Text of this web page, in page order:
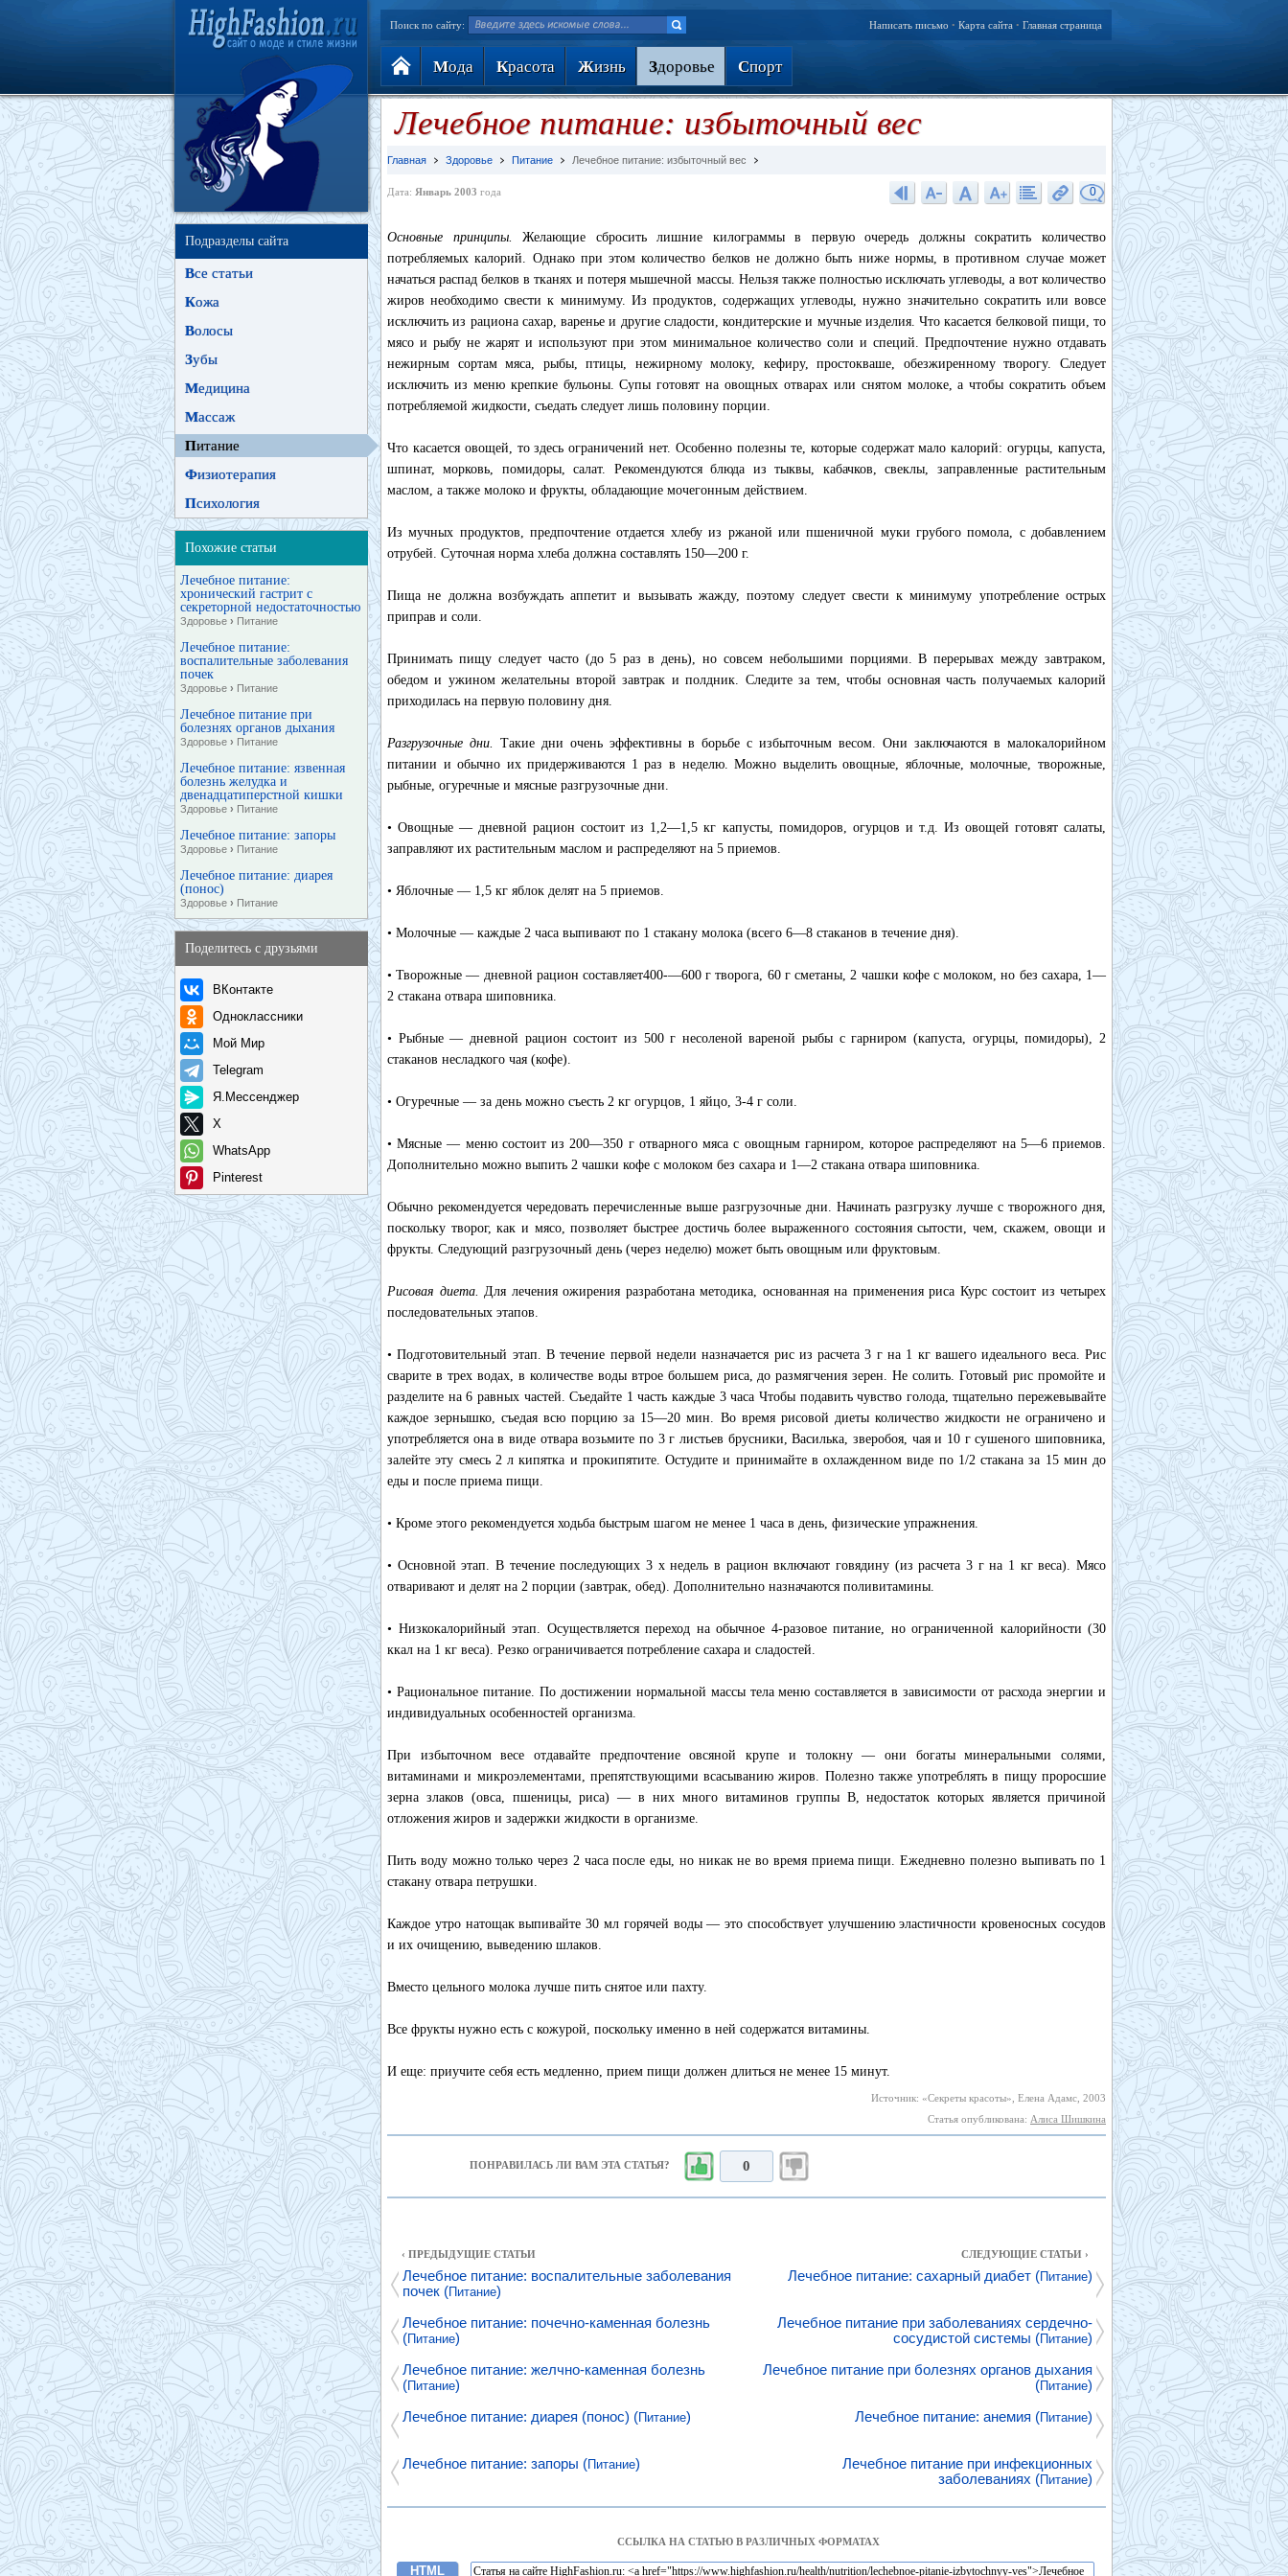
Поиск по сайту: Написать письмо • Карта сайта • Главная страница
Мода Красота Жизнь Здоровье Спорт
Подразделы сайта
Все статьи
Кожа
Волосы
Зубы
Медицина
Массаж
Питание
Физиотерапия
Психология
Похожие статьи
Лечебное питание:
хронический гастрит с
секреторной недостаточностью
Здоровье › Питание
Лечебное питание:
воспалительные заболевания
почек
Здоровье › Питание
Лечебное питание при
болезнях органов дыхания
Здоровье › Питание
Лечебное питание: язвенная
болезнь желудка и
двенадцатиперстной кишки
Здоровье › Питание
Лечебное питание: запоры
Здоровье › Питание
Лечебное питание: диарея
(понос)
Здоровье › Питание
Поделитесь с друзьями
ВКонтакте
Одноклассники
Мой Мир
Telegram
Я.Мессенджер
X
WhatsApp
Pinterest
Лечебное питание: избыточный вес
Главная Здоровье Питание Лечебное питание: избыточный вес
Дата: Январь 2003 года 0
Основные принципы.
Желающие сбросить лишние килограммы в первую очередь должны сократить количество
потребляемых калорий. Однако при этом количество белков не должно быть ниже нормы, в противном случае может
начаться распад белков в тканях и потеря мышечной массы. Нельзя также полностью исключать углеводы, а вот количество
жиров необходимо свести к минимуму. Из продуктов, содержащих углеводы, нужно значительно сократить или вовсе
исключить из рациона сахар, варенье и другие сладости, кондитерские и мучные изделия. Что касается белковой пищи, то
мясо и рыбу не жарят и используют при этом минимальное количество соли и специй. Предпочтение нужно отдавать
нежирным сортам мяса, рыбы, птицы, нежирному молоку, кефиру, простокваше, обезжиренному творогу. Следует
исключить из меню крепкие бульоны. Супы готовят на овощных отварах или снятом молоке, а чтобы сократить объем
потребляемой жидкости, съедать следует лишь половину порции.
Что касается овощей, то здесь ограничений нет. Особенно полезны те, которые содержат мало калорий: огурцы, капуста,
шпинат, морковь, помидоры, салат. Рекомендуются блюда из тыквы, кабачков, свеклы, заправленные растительным
маслом, а также молоко и фрукты, обладающие мочегонным действием.
Из мучных продуктов, предпочтение отдается хлебу из ржаной или пшеничной муки грубого помола, с добавлением
отрубей. Суточная норма хлеба должна составлять 150—200 г.
Пища не должна возбуждать аппетит и вызывать жажду, поэтому следует свести к минимуму употребление острых
приправ и соли.
Принимать пищу следует часто (до 5 раз в день), но совсем небольшими порциями. В перерывах между завтраком,
обедом и ужином желательны второй завтрак и полдник. Следите за тем, чтобы основная часть получаемых калорий
приходилась на первую половину дня.
Разгрузочные дни. Такие дни очень эффективны в борьбе с избыточным весом. Они заключаются в малокалорийном
питании и обычно их придерживаются 1 раз в неделю. Можно выделить овощные, яблочные, молочные, творожные,
рыбные, огуречные и мясные разгрузочные дни.
• Овощные — дневной рацион состоит из 1,2—1,5 кг капусты, помидоров, огурцов и т.д. Из овощей готовят салаты,
заправляют их растительным маслом и распределяют на 5 приемов.
• Яблочные — 1,5 кг яблок делят на 5 приемов.
• Молочные — каждые 2 часа выпивают по 1 стакану молока (всего 6—8 стаканов в течение дня).
• Творожные — дневной рацион составляет400-—600 г творога, 60 г сметаны, 2 чашки кофе с молоком, но без сахара, 1—
2 стакана отвара шиповника.
• Рыбные — дневной рацион состоит из 500 г несоленой вареной рыбы с гарниром (капуста, огурцы, помидоры), 2
стаканов несладкого чая (кофе).
• Огуречные — за день можно съесть 2 кг огурцов, 1 яйцо, 3-4 г соли.
• Мясные — меню состоит из 200—350 г отварного мяса с овощным гарниром, которое распределяют на 5—6 приемов.
Дополнительно можно выпить 2 чашки кофе с молоком без сахара и 1—2 стакана отвара шиповника.
Обычно рекомендуется чередовать перечисленные выше разгрузочные дни. Начинать разгрузку лучше с творожного дня,
поскольку творог, как и мясо, позволяет быстрее достичь более выраженного состояния сытости, чем, скажем, овощи и
фрукты. Следующий разгрузочный день (через неделю) может быть овощным или фруктовым.
Рисовая диета. Для лечения ожирения разработана методика, основанная на применения риса Курс состоит из четырех
последовательных этапов.
• Подготовительный этап. В течение первой недели назначается рис из расчета 3 г на 1 кг вашего идеального веса. Рис
сварите в трех водах, в количестве воды втрое большем риса, до размягчения зерен. Не солить. Готовый рис промойте и
разделите на 6 равных частей. Съедайте 1 часть каждые 3 часа Чтобы подавить чувство голода, тщательно пережевывайте
каждое зернышко, съедая всю порцию за 15—20 мин. Во время рисовой диеты количество жидкости не ограничено и
употребляется она в виде отвара возьмите по 3 г листьев брусники, Василька, зверобоя, чая и 10 г сушеного шиповника,
залейте эту смесь 2 л кипятка и прокипятите. Остудите и принимайте в охлажденном виде по 1/2 стакана за 15 мин до
еды и после приема пищи.
• Кроме этого рекомендуется ходьба быстрым шагом не менее 1 часа в день, физические упражнения.
• Основной этап. В течение последующих 3 х недель в рацион включают говядину (из расчета 3 г на 1 кг веса). Мясо
отваривают и делят на 2 порции (завтрак, обед). Дополнительно назначаются поливитамины.
• Низкокалорийный этап. Осуществляется переход на обычное 4-разовое питание, но ограниченной калорийности (30
ккал на 1 кг веса). Резко ограничивается потребление сахара и сладостей.
• Рациональное питание. По достижении нормальной массы тела меню составляется в зависимости от расхода энергии и
индивидуальных особенностей организма.
При избыточном весе отдавайте предпочтение овсяной крупе и толокну — они богаты минеральными солями,
витаминами и микроэлементами, препятствующими всасыванию жиров. Полезно также употреблять в пищу проросшие
зерна злаков (овса, пшеницы, риса) — в них много витаминов группы В, недостаток которых является причиной
отложения жиров и задержки жидкости в организме.
Пить воду можно только через 2 часа после еды, но никак не во время приема пищи. Ежедневно полезно выпивать по 1
стакану отвара петрушки.
Каждое утро натощак выпивайте 30 мл горячей воды — это способствует улучшению эластичности кровеносных сосудов
и их очищению, выведению шлаков.
Вместо цельного молока лучше пить снятое или пахту.
Все фрукты нужно есть с кожурой, поскольку именно в ней содержатся витамины.
И еще: приучите себя есть медленно, прием пищи должен длиться не менее 15 минут.
Источник: «Секреты красоты», Елена Адамс, 2003
Статья опубликована: Алиса Шишкина
ПОНРАВИЛАСЬ ЛИ ВАМ ЭТА СТАТЬЯ? 0
‹ ПРЕДЫДУЩИЕ СТАТЬИ
Лечебное питание: воспалительные заболевания
почек ( Питание)
Лечебное питание: почечно-каменная болезнь
( Питание)
Лечебное питание: желчно-каменная болезнь
( Питание)
Лечебное питание: диарея (понос) ( Питание)
Лечебное питание: запоры ( Питание)
СЛЕДУЮЩИЕ СТАТЬИ ›
Лечебное питание: сахарный диабет ( Питание)
Лечебное питание при заболеваниях сердечно-
сосудистой системы ( Питание)
Лечебное питание при болезнях органов дыхания
( Питание)
Лечебное питание: анемия ( Питание)
Лечебное питание при инфекционных
заболеваниях ( Питание)
ССЫЛКА НА СТАТЬЮ В РАЗЛИЧНЫХ ФОРМАТАХ
HTML